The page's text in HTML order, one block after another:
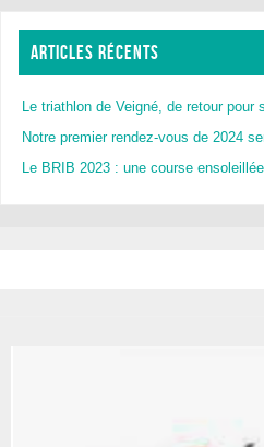
ARTICLES RÉCENTS
Le triathlon de Veigné, de retour pour
Notre premier rendez-vous de 2024
Le BRIB 2023 : une course